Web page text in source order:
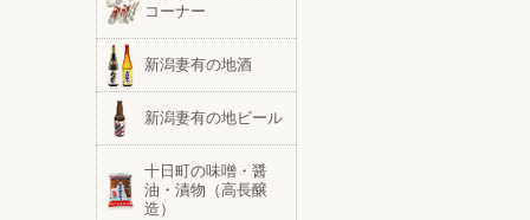
コーナー
新潟妻有の地酒
新潟妻有の地ビール
十日町の味噌・醤
油・漬物（高長醸
造）